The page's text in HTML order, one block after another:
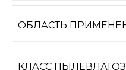
ОБЛАСТЬ
КЛАСС